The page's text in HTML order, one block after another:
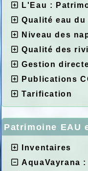
L'Eau :
Qualité eau
Niveau des
Qualité des
Gestion
Publications
Tarification
Patrimoine EAU
Inventaires
AquaVayrana